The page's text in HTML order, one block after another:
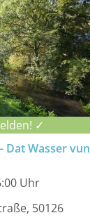
✓
Dat Wasser vun
Uhr
50126